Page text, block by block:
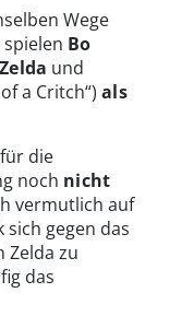
Wege
Bo
und
a Critch“) als
die
noch nicht
vermutlich auf
gegen das
Zelda zu
das